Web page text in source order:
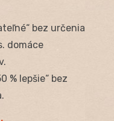
bez určenia
domáce
% lepšie“ bez